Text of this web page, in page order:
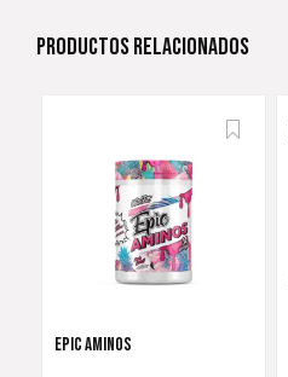
PRODUCTOS RELACIONADOS
EPIC AMINOS